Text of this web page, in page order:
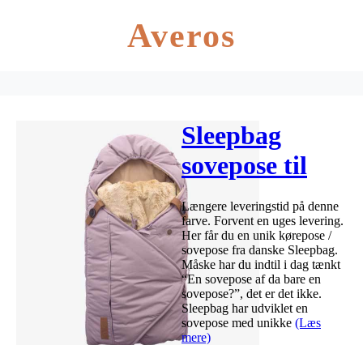
Averos
Sleepbag
sovepose til
barnevognen –
støvet lilla
Længere leveringstid på denne
farve. Forvent en uges levering.
Her får du en unik kørepose /
sovepose fra danske Sleepbag.
Måske har du indtil i dag tænkt
“En sovepose af da bare en
sovepose?”, det er det ikke.
Sleepbag har udviklet en
sovepose med unikke (Læs
mere)